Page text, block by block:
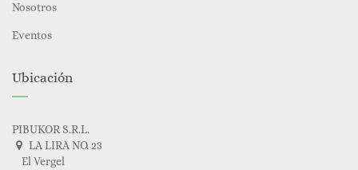
Nosotros
Eventos
Ubicación
PIBUKOR S.R.L.
LA LIRA NO. 23
El Vergel